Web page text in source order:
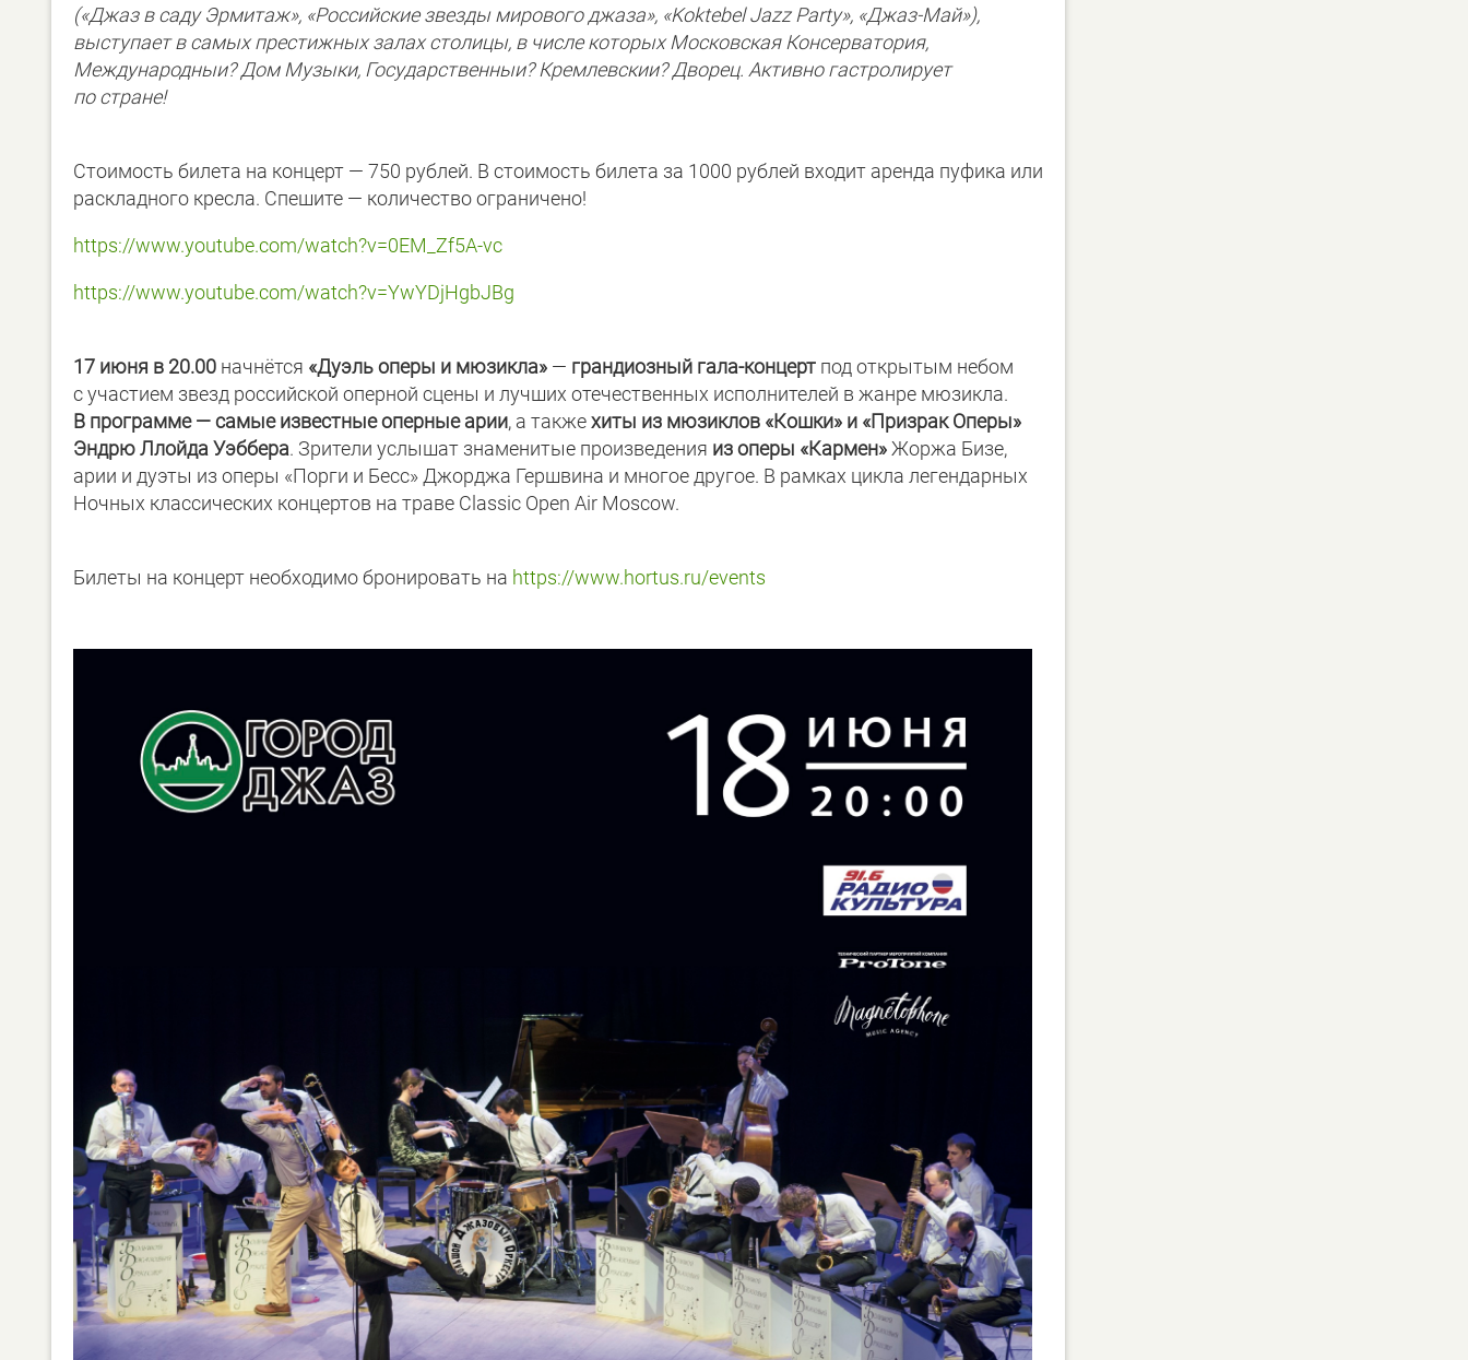
(«Джаз в саду Эрмитаж», «Российские звезды мирового джаза», «Koktebel Jazz Party», «Джаз-Май»),
выступает в самых престижных залах столицы, в числе которых Московская Консерватория,
Международныи? Дом Музыки, Государственныи? Кремлевскии? Дворец. Активно гастролирует
по стране!
Стоимость билета на концерт — 750 рублей. В стоимость билета за 1000 рублей входит аренда пуфика или
раскладного кресла. Спешите — количество ограничено!
https://www.youtube.com/watch?v=0EM_Zf5A-vc
https://www.youtube.com/watch?v=YwYDjHgbJBg
17 июня в 20.00 начнётся «Дуэль оперы и мюзикла» — грандиозный гала-концерт под открытым небом
с участием звезд российской оперной сцены и лучших отечественных исполнителей в жанре мюзикла.
В программе — самые известные оперные арии, а такжехиты из мюзиклов «Кошки» и «Призрак Оперы»
Эндрю Ллойда Уэббера. Зрители услышат знаменитые произведения из оперы «Кармен»Жоржа Бизе,
арии и дуэты из оперы «Порги и Бесс» Джорджа Гершвина и многое другое. В рамках цикла легендарных
Ночных классических концертов на траве Classic Open Air Moscow.
Билеты на концерт необходимо бронировать на https://www.hortus.ru/events